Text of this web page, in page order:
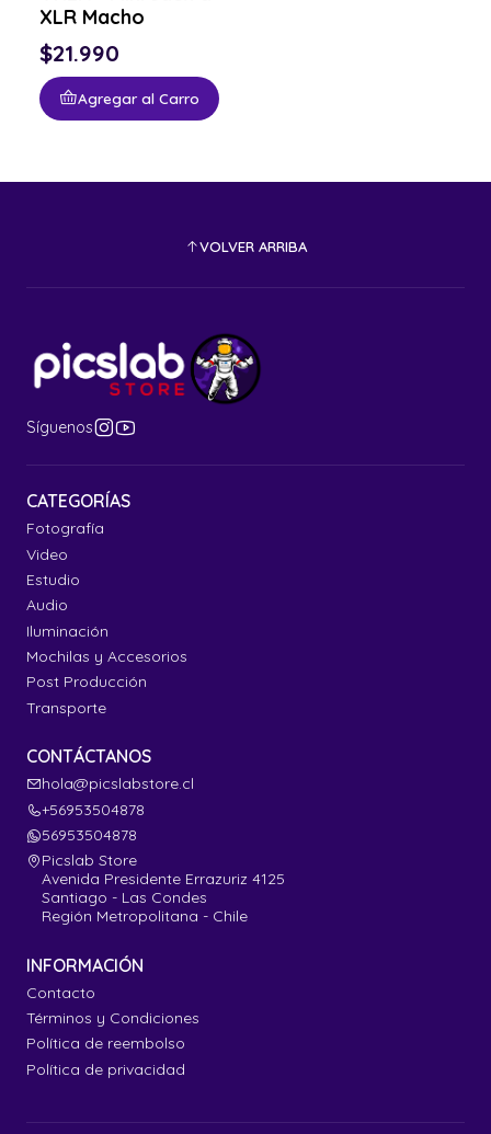
XLR Macho
$21.990
Agregar al Carro
VOLVER ARRIBA
Síguenos
CATEGORÍAS
Fotografía
Video
Estudio
Audio
Iluminación
Mochilas y Accesorios
Post Producción
Transporte
CONTÁCTANOS
hola@picslabstore.cl
+56953504878
56953504878
Picslab Store
Avenida Presidente Errazuriz 4125
Santiago - Las Condes
Región Metropolitana - Chile
INFORMACIÓN
Contacto
Términos y Condiciones
Política de reembolso
Política de privacidad